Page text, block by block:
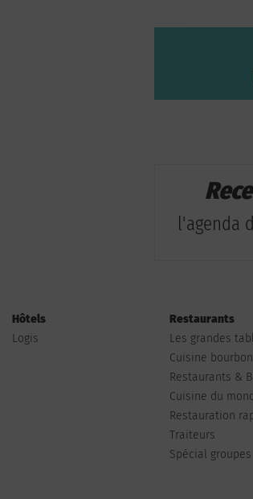
l'agenda
Hôtels
Logis
Restaurants
Les grandes
Cuisine
Restaurants &
Cuisine du
Restauration
Traiteurs
Spécial groupes